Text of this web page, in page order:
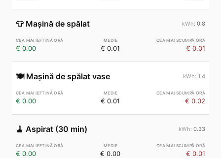
👕 Mașină de spălat 0.8
€ 0.00 € 0.01 € 0.01
🍽️ Mașină de spălat vase 1.4
€ 0.00 € 0.01 € 0.02
🧹 Aspirat (30 min) 0.33
€ 0.00 € 0.00 € 0.01